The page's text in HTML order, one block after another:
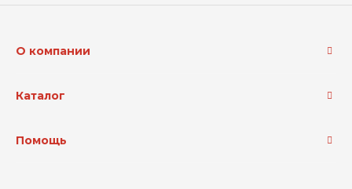
О компании
Каталог
Помощь